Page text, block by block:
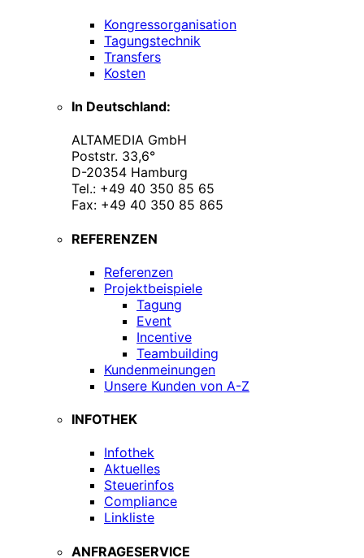
Kongressorganisation
Tagungstechnik
Transfers
Kosten
In Deutschland:
ALTAMEDIA GmbH
Poststr. 33,6°
D-20354 Hamburg
Tel.: +49 40 350 85 65
Fax: +49 40 350 85 865
REFERENZEN
Referenzen
Projektbeispiele
Tagung
Event
Incentive
Teambuilding
Kundenmeinungen
Unsere Kunden von A-Z
INFOTHEK
Infothek
Aktuelles
Steuerinfos
Compliance
Linkliste
ANFRAGESERVICE